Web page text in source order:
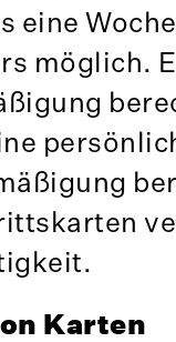
eine
möglich.
Karten